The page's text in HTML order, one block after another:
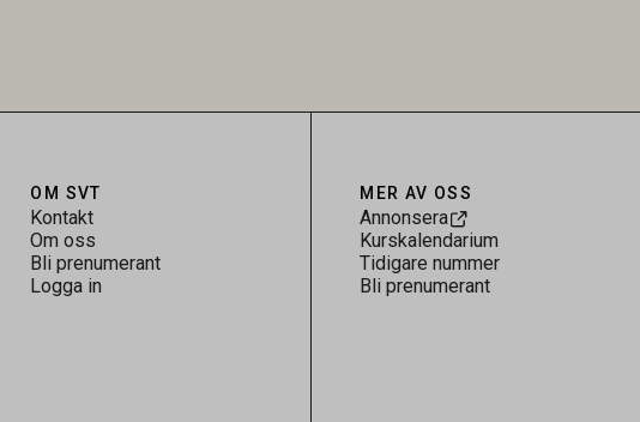
OM SVT
Kontakt
Om oss
Bli prenumerant
Logga in
MER AV OSS
Annonsera
Kurskalendarium
Tidigare nummer
Bli prenumerant